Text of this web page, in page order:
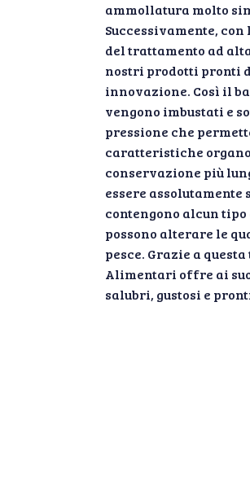
ammollatura molto
Successivamente,
del trattamento ad
nostri prodotti pronti
innovazione. Così il
vengono imbustati e
pressione che
caratteristiche
conservazione più
essere
contengono alcun
possono alterare le
pesce. Grazie a
Alimentari offre ai
salubri, gustosi e